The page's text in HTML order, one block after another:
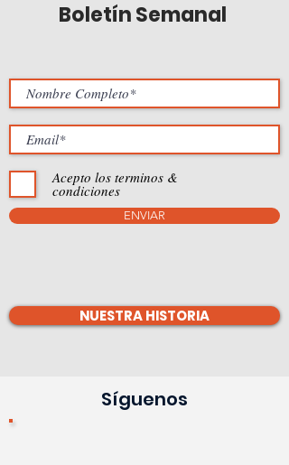
Boletín Semanal
Acepto los terminos &
condiciones
ENVIAR
NUESTRA HISTORIA
Síguenos